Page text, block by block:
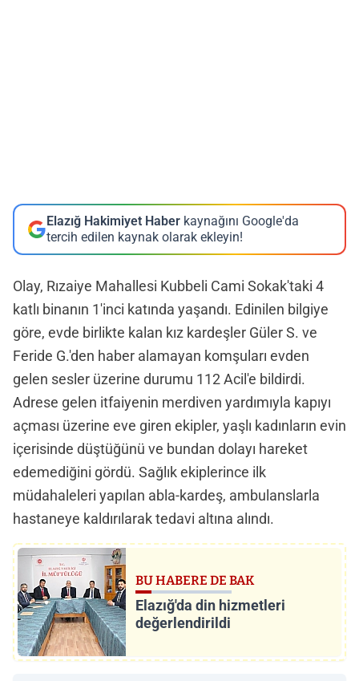
Elazığ Hakimiyet Haber kaynağını Google'da
tercih edilen kaynak olarak ekleyin!
Olay, Rızaiye Mahallesi Kubbeli Cami Sokak'taki 4
katlı binanın 1'inci katında yaşandı. Edinilen bilgiye
göre, evde birlikte kalan kız kardeşler Güler S. ve
Feride G.'den haber alamayan komşuları evden
gelen sesler üzerine durumu 112 Acil'e bildirdi.
Adrese gelen itfaiyenin merdiven yardımıyla kapıyı
açması üzerine eve giren ekipler, yaşlı kadınların evin
içerisinde düştüğünü ve bundan dolayı hareket
edemediğini gördü. Sağlık ekiplerince ilk
müdahaleleri yapılan abla-kardeş, ambulanslarla
hastaneye kaldırılarak tedavi altına alındı.
BU HABERE DE BAK
Elazığ'da din hizmetleri
değerlendirildi